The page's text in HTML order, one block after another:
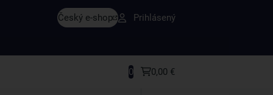
Český e-shop Prihlásený
0 0,00 €